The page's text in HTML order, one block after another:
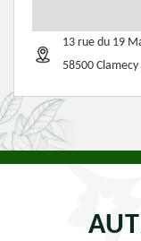
13 rue du 19
58500 Clamecy